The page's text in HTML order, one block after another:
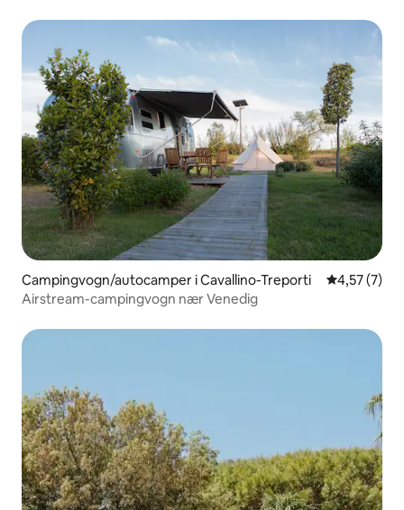
Campingvogn/autocamper i Cavallino-Treporti 4,57 ud af
4,57 (7)
Airstream-campingvogn nær Venedig